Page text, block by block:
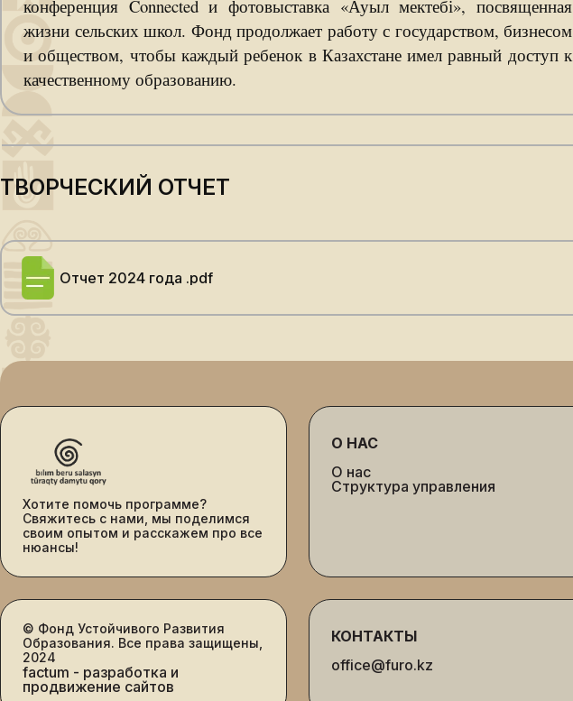
конференция Connected и фотовыставка «Ауыл мектебі», посвященная
жизни сельских школ. Фонд продолжает работу с государством, бизнесом
и обществом, чтобы каждый ребенок в Казахстане имел равный доступ к
качественному образованию.
ТВОРЧЕСКИЙ ОТЧЕТ
Отчет 2024 года .pdf
Хотите помочь программе?
Свяжитесь с нами, мы поделимся
своим опытом и расскажем про все
нюансы!
О НАС
О нас
Структура управления
© Фонд Устойчивого Развития
Образования. Все права защищены,
2024
factum - разработка и
продвижение сайтов
КОНТАКТЫ
office@furo.kz